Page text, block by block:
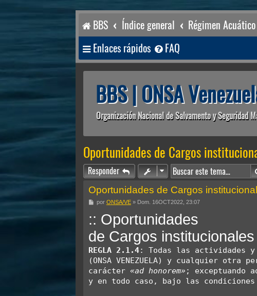
BBS Índice general Régimen
Enlaces rápidos FAQ
BBS | ONSA
Organización Nacional de Salvamento y Seguridad
Oportunidades de Cargos
Responder
Oportunidades de Cargos
M
j
e
por ONSA/VE» Dom. 16OCT2022, 23:07
:: Oportunidades
de Cargos
REGLA 2.1.4: Todas las actividades y
(ONSA VENEZUELA) y cualquier
carácter «ad honorem» ; exceptuando
y en todo caso, bajo las